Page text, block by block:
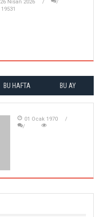
26 Nisan 2026
19531
BU HAFTA BU AY
01 Ocak 1970